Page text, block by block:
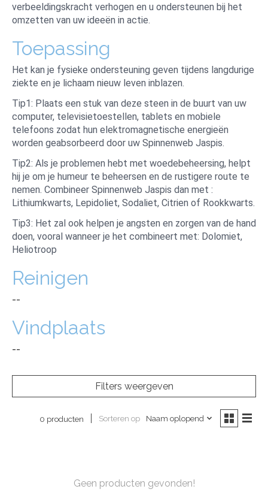
verbeeldingskracht verhogen en u ondersteunen bij het
omzetten van uw ideeën in actie.
Toepassing
Het kan je fysieke ondersteuning geven tijdens langdurige
ziekte en je lichaam nieuw leven inblazen.
Tip1: Plaats een stuk van deze steen in de buurt van uw
computer, televisietoestellen, tablets en mobiele
telefoons zodat hun elektromagnetische energieën
worden geabsorbeerd door uw Spinnenweb Jaspis.
Tip2: Als je problemen hebt met woedebeheersing, helpt
hij je om je humeur te beheersen en de rustigere route te
nemen. Combineer Spinnenweb Jaspis dan met :
Lithiumkwarts, Lepidoliet, Sodaliet, Citrien of Rookkwarts.
Tip3: Het zal ook helpen je angsten en zorgen van de hand
doen, vooral wanneer je het combineert met: Dolomiet,
Heliotroop
Reinigen
--
Vindplaats
--
Filters weergeven
0 producten Sorteren op Naam oplopend
Geen producten gevonden!